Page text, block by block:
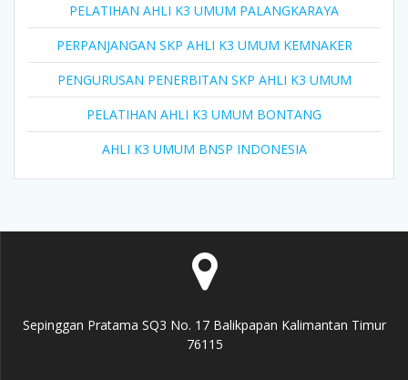
PELATIHAN AHLI K3 UMUM PALANGKARAYA
PERPANJANGAN SKP AHLI K3 UMUM KEMNAKER
PENGURUSAN PENERBITAN SKP AHLI K3 UMUM
PELATIHAN AHLI K3 UMUM BONTANG
AHLI K3 UMUM BNSP INDONESIA
Sepinggan Pratama SQ3 No. 17 Balikpapan Kalimantan Timur
76115